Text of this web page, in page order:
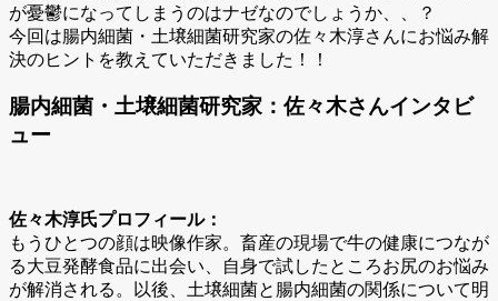
が憂鬱になってしまうのはナゼなのでしょうか、、？
今回は腸内細菌・土壌細菌研究家の佐々木淳さんにお悩み解
決のヒントを教えていただきました！！
腸内細菌・土壌細菌研究家：佐々木さんインタビ
ュー
佐々木淳氏プロフィール：
もうひとつの顔は映像作家。畜産の現場で牛の健康につなが
る大豆発酵食品に出会い、自身で試したところお尻のお悩み
が解消される。以後、土壌細菌と腸内細菌の関係について明